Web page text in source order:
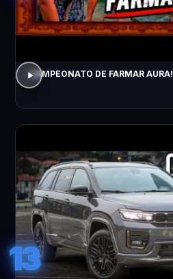
CAMPEONATO DE FARMAR AURA!
13